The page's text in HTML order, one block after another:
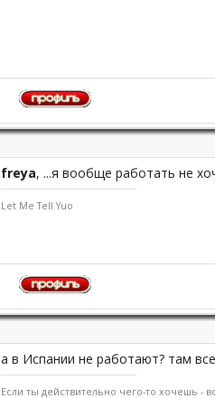
freya, ...я вообще работать не
Let Me Tell Yuo
а в Испании не работают? там
Если ты действительно чего-то хочешь -